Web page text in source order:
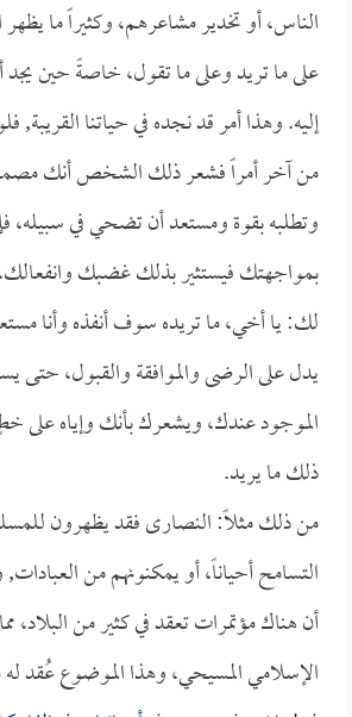
الناس، أو تخدير مشاعرهم، وكثيراً ما يظهر
على ما تريد وعلى ما تقول، خاصةً حين يجد
إليه. وهذا أمر قد نجده في حياتنا
من آخر أمراً فشعر ذلك الشخص أنك
وتطلبه بقوة ومستعد أن تضحي في سبيله،
بمواجهتك فيستثير بذلك غضبك وانفعالك،
لك: يا أخي، ما تريده سوف أنفذه وأنا
يدل على الرضى والموافقة والقبول،
الموجود عندك، ويشعرك بأنك وإياه على
ذلك ما يريد.
من ذلك مثلاً: النصارى فقد يظهرون
التسامح أحياناً، أو يمكنونهم من العبادات,
أن هناك مؤتمرات تعقد في كثير من البلاد،
الإسلامي المسيحي، وهذا الموضوع عُقد